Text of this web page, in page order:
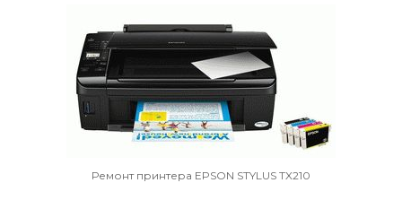
Ремонт принтера EPSON STYLUS TX210